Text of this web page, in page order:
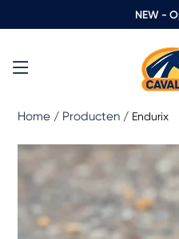
NEW -
Home / Producten / Endurix